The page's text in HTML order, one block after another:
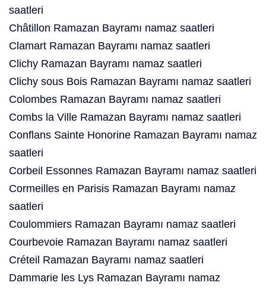
saatleri
Châtillon Ramazan Bayramı namaz saatleri
Clamart Ramazan Bayramı namaz saatleri
Clichy Ramazan Bayramı namaz saatleri
Clichy sous Bois Ramazan Bayramı namaz saatleri
Colombes Ramazan Bayramı namaz saatleri
Combs la Ville Ramazan Bayramı namaz saatleri
Conflans Sainte Honorine Ramazan Bayramı namaz
saatleri
Corbeil Essonnes Ramazan Bayramı namaz saatleri
Cormeilles en Parisis Ramazan Bayramı namaz
saatleri
Coulommiers Ramazan Bayramı namaz saatleri
Courbevoie Ramazan Bayramı namaz saatleri
Créteil Ramazan Bayramı namaz saatleri
Dammarie les Lys Ramazan Bayramı namaz